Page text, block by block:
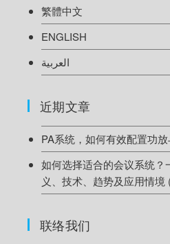
繁體中文
ENGLISH
العربية
近期文章
PA系统，如何有效配置功放
如何选择适合的会议系统？
义、技术、趋势及应用情境
联络我们